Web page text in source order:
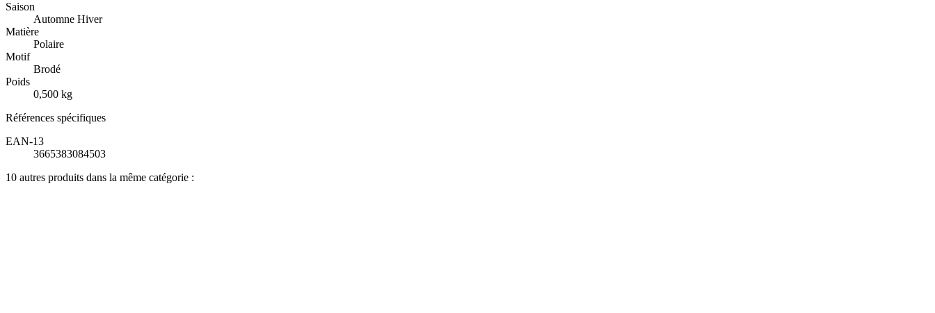
Saison
Automne Hiver
Matière
Polaire
Motif
Brodé
Poids
0,500 kg
Références spécifiques
EAN-13
3665383084503
10 autres produits dans la même catégorie :